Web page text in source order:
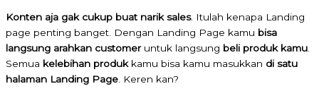
Konten aja gak cukup buat narik sales. Itulah kenapa Landing
page penting banget. Dengan Landing Page kamu bisa
langsung arahkan customeruntuk langsung beli produk kamu
Semua kelebihan produkkamu bisa kamu masukkan di satu
halaman Landing Page . Keren kan?